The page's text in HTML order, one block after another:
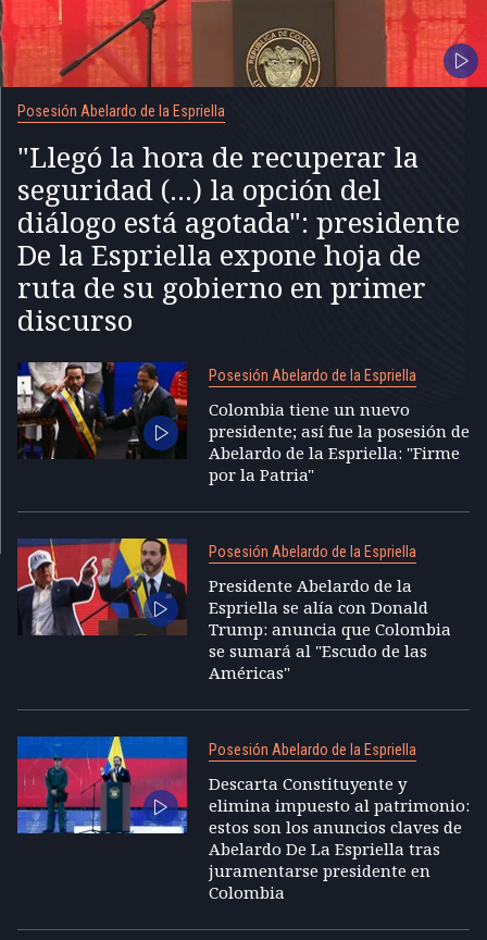
Posesión Abelardo de la Espriella
"Llegó la hora de recuperar la
seguridad (...) la opción del
diálogo está agotada": presidente
De la Espriella expone hoja de
ruta de su gobierno en primer
discurso
Posesión Abelardo de la Espriella
Colombia tiene un nuevo
presidente; así fue la posesión de
Abelardo de la Espriella: "Firme
por la Patria"
Posesión Abelardo de la Espriella
Presidente Abelardo de la
Espriella se alía con Donald
Trump: anuncia que Colombia
se sumará al "Escudo de las
Américas"
Posesión Abelardo de la Espriella
Descarta Constituyente y
elimina impuesto al patrimonio:
estos son los anuncios claves de
Abelardo De La Espriella tras
juramentarse presidente en
Colombia